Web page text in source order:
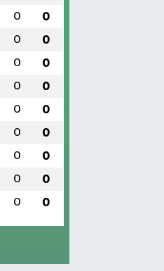
0 0
0 0
0 0
0 0
0 0
0 0
0 0
0 0
0 0